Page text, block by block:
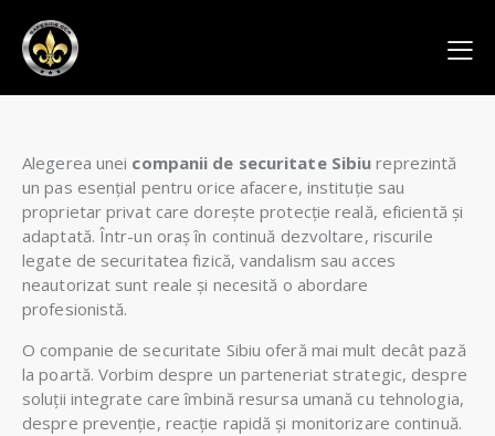
Alegerea unei companii de securitate Sibiu reprezintă
un pas esențial pentru orice afacere, instituție sau
proprietar privat care dorește protecție reală, eficientă și
adaptată. Într-un oraș în continuă dezvoltare, riscurile
legate de securitatea fizică, vandalism sau acces
neautorizat sunt reale și necesită o abordare
profesionistă.
O companie de securitate Sibiu oferă mai mult decât pază
la poartă. Vorbim despre un parteneriat strategic, despre
soluții integrate care îmbină resursa umană cu tehnologia,
despre prevenție, reacție rapidă și monitorizare continuă.